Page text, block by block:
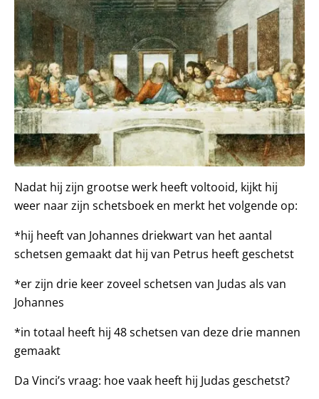
Nadat hij zijn grootse werk heeft voltooid, kijkt hij
weer naar zijn schetsboek en merkt het volgende op:
*hij heeft van Johannes driekwart van het aantal
schetsen gemaakt dat hij van Petrus heeft geschetst
*er zijn drie keer zoveel schetsen van Judas als van
Johannes
*in totaal heeft hij 48 schetsen van deze drie mannen
gemaakt
Da Vinci’s vraag: hoe vaak heeft hij Judas geschetst?